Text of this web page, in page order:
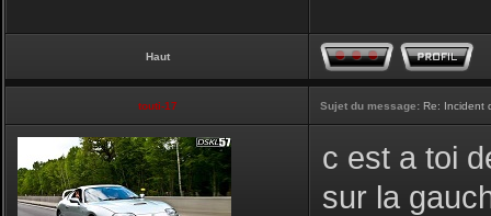
Haut
touti-17 Sujet du message: Re: Incident
c est a toi
sur la